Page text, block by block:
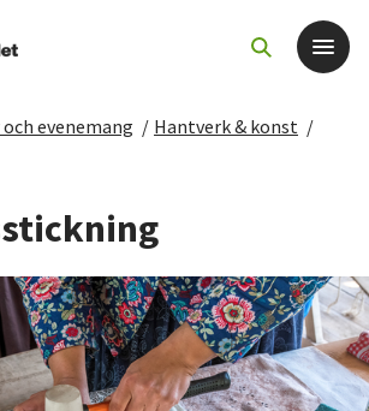
evenemang
evenemang / Hantverk & konst /